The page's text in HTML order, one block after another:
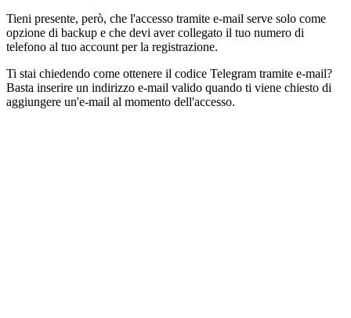
Tieni presente, però, che l'accesso tramite e-mail serve solo come
opzione di backup e che devi aver collegato il tuo numero di
telefono al tuo account per la registrazione.
Ti stai chiedendo come ottenere il codice Telegram tramite e-mail?
Basta inserire un indirizzo e-mail valido quando ti viene chiesto di
aggiungere un'e-mail al momento dell'accesso.